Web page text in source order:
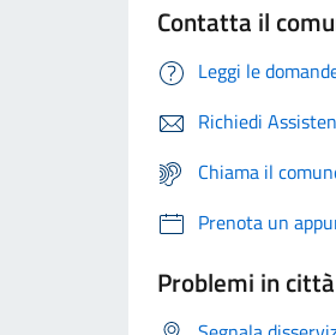
Contatta il
Leggi le
Richiedi
Chiama il
Prenota un
Problemi in città